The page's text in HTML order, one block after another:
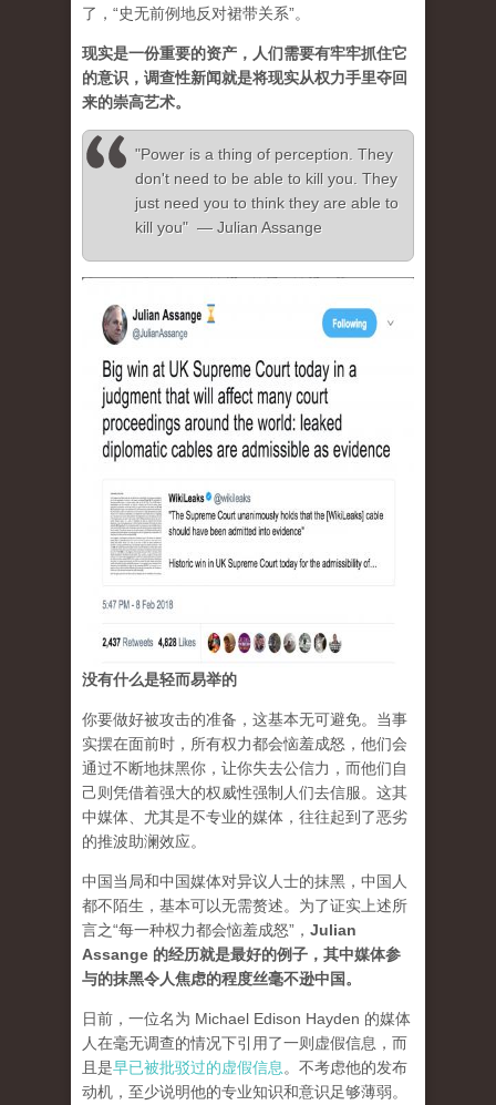
了，“史无前例地反对裙带关系”。
现实是一份重要的资产，人们需要有牢牢抓住它
的意识，调查性新闻就是将现实从权力手里夺回
来的崇高艺术。
"Power is a thing of perception. They
don't need to be able to kill you. They
just need you to think they are able to
kill you" — Julian Assange
没有什么是轻而易举的
你要做好被攻击的准备，这基本无可避免。当事
实摆在面前时，所有权力都会恼羞成怒，他们会
通过不断地抹黑你，让你失去公信力，而他们自
己则凭借着强大的权威性强制人们去信服。这其
中媒体、尤其是不专业的媒体，往往起到了恶劣
的推波助澜效应。
中国当局和中国媒体对异议人士的抹黑，中国人
都不陌生，基本可以无需赘述。为了证实上述所
言之“每一种权力都会恼羞成怒”， Julian
Assange 的经历就是最好的例子，其中媒体参
与的抹黑令人焦虑的程度丝毫不逊中国。
日前，一位名为 Michael Edison Hayden 的媒体
人在毫无调查的情况下引用了一则虚假信息，而
且是早已被批驳过的虚假信息 。不考虑他的发布
动机，至少说明他的专业知识和意识足够薄弱。